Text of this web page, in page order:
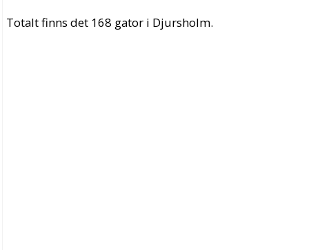
Totalt finns det 168 gator i Djursholm.